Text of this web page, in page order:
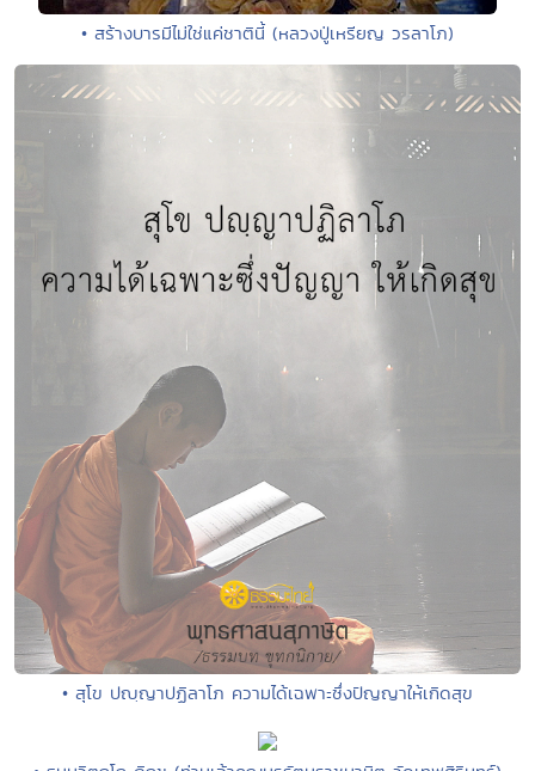
• สร้างบารมีไม่ใช่แค่ชาตินี้ (หลวงปู่เหรียญ วรลาโภ)
• สุโข ปญฺญาปฏิลาโภ ความได้เฉพาะซึ่งปัญญาให้เกิดสุข